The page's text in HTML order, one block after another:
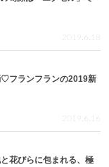
2019.6.18
♡フランフランの2019新
2019.6.16
花びらに包まれる、極